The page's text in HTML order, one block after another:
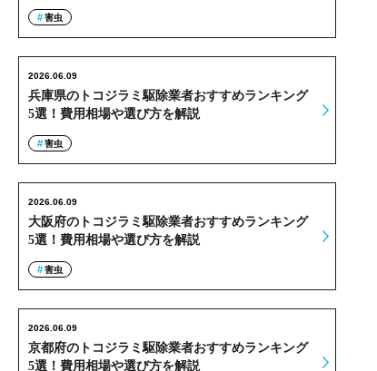
害虫
兵庫県のトコジラミ駆除業者おすすめランキング
5選！費用相場や選び方を解説
2026.06.09
害虫
大阪府のトコジラミ駆除業者おすすめランキング
5選！費用相場や選び方を解説
2026.06.09
害虫
京都府のトコジラミ駆除業者おすすめランキング
5選！費用相場や選び方を解説
2026.06.09